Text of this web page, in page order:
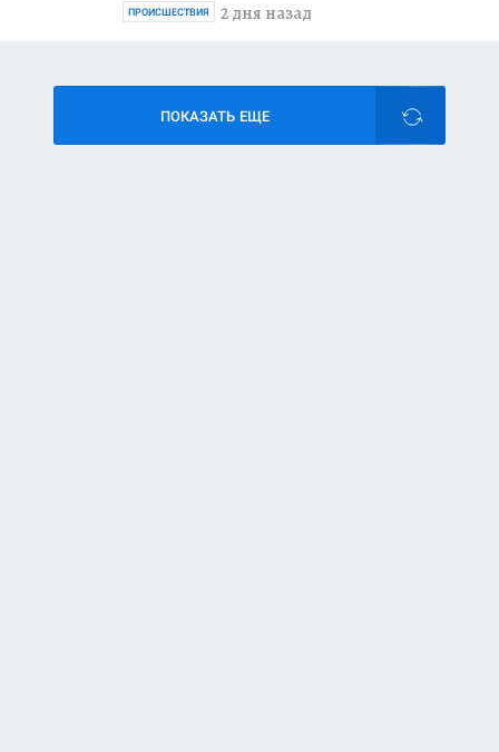
2 дня назад
ПРОИСШЕСТВИЯ
ПОКАЗАТЬ ЕЩЕ